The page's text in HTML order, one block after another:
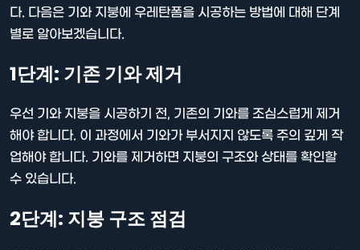
다. 다음은 기와 지붕에 우레탄폼을 시공하는 방법에 대해 단계
별로 알아보겠습니다.
1단계: 기존 기와 제거
우선 기와 지붕을 시공하기 전, 기존의 기와를 조심스럽게 제거
해야 합니다. 이 과정에서 기와가 부서지지 않도록 주의 깊게 작
업해야 합니다. 기와를 제거하면 지붕의 구조와 상태를 확인할
수 있습니다.
2단계: 지붕 구조 점검